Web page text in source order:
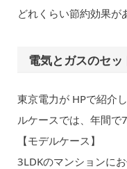
どれくらい節約効果が
電気とガスのセッ
東京電力が HPで紹介
ルケースでは、年間で
【モデルケース】
3LDKのマンションに